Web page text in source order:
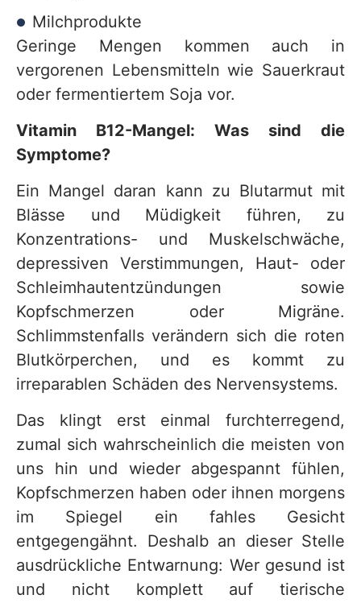
Milchprodukte
Geringe Mengen kommen auch in
vergorenen Lebensmitteln wie Sauerkraut
oder fermentiertem Soja vor.
Vitamin B12-Mangel: Was sind die
Symptome?
Ein Mangel daran kann zu Blutarmut mit
Blässe und Müdigkeit führen, zu
Konzentrations- und Muskelschwäche,
depressiven Verstimmungen, Haut- oder
Schleimhautentzündungen sowie
Kopfschmerzen oder Migräne.
Schlimmstenfalls verändern sich die roten
Blutkörperchen, und es kommt zu
irreparablen Schäden des Nervensystems.
Das klingt erst einmal furchterregend,
zumal sich wahrscheinlich die meisten von
uns hin und wieder abgespannt fühlen,
Kopfschmerzen haben oder ihnen morgens
im Spiegel ein fahles Gesicht
entgegengähnt. Deshalb an dieser Stelle
ausdrückliche Entwarnung: Wer gesund ist
und nicht komplett auf tierische